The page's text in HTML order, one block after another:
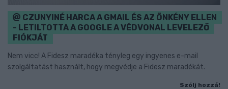
CZUNYINÉ HARCA A GMAIL ÉS AZ ÖNKÉNY ELLEN
- LETILTOTTA A GOOGLE A VÉDVONAL LEVELEZŐ
FIÓKJÁT
Nem vicc! A Fidesz maradéka tényleg egy ingyenes e-mail
szolgáltatást használt, hogy megvédje a Fidesz maradékát.
Szólj hozzá!